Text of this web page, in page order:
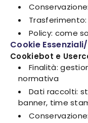
Policy: come
Cookie
Cookiebot e
Finalità:
normativa
Dati raccolti:
banner, time